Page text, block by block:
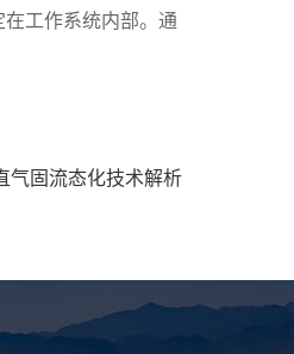
工作系统内部。通
气固流态化技术解析